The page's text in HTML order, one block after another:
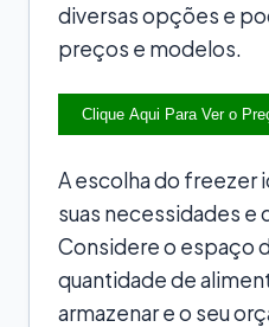
diversas opções e
preços e modelos.
Clique Aqui Para Ver o
A escolha do freezer
suas necessidades e
Considere o espaço
quantidade de
armazenar e o seu